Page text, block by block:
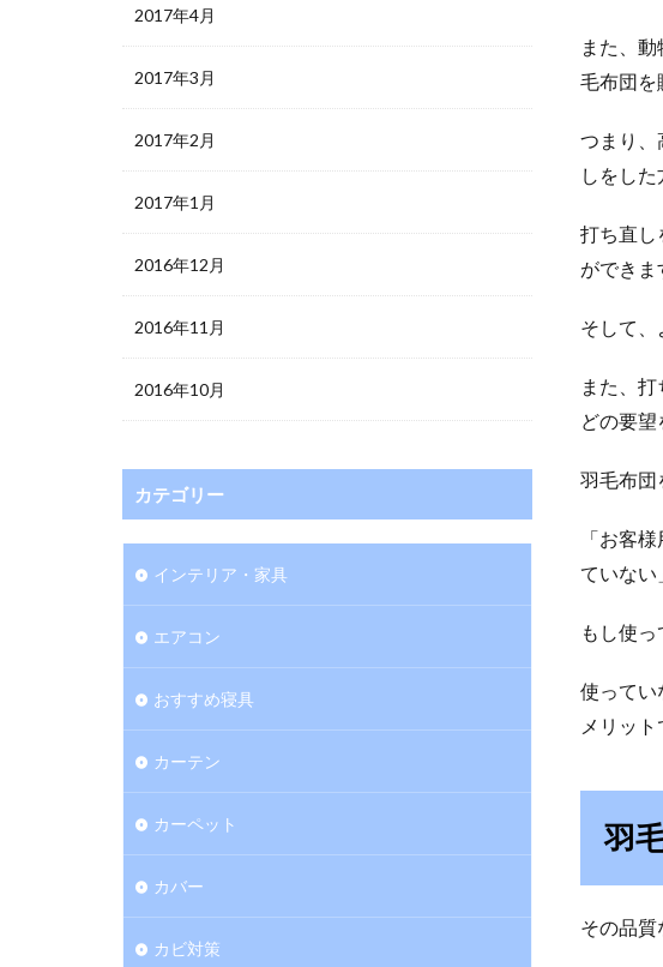
また、
毛布団を
つまり、
しをした
打ち直し
ができま
そして、
また、
どの要望
羽毛布団
「お客
ていない
もし使
使ってい
メリット
羽
その品質
2017年4月
2017年3月
2017年2月
2017年1月
2016年12月
2016年11月
2016年10月
カテゴリー
インテリア・家具
エアコン
おすすめ寝具
カーテン
カーペット
カバー
カビ対策